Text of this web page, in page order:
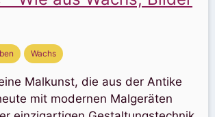
Wachs
Malkunst, die aus der Antike
mit modernen Malgeräten